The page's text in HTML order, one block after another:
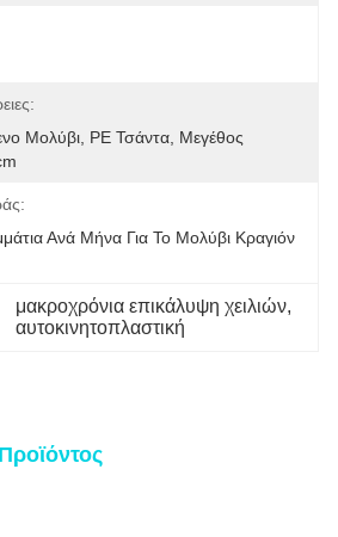
Μολύβι, PE Τσάντα, Μεγέθος
Ανά Μήνα Για Το Μολύβι Κραγιόν
μακροχρόνια επικάλυψη χειλιών,
αυτοκινητοπλαστική